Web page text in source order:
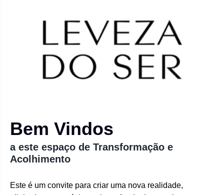
Bem Vindos
a este espaço de Transformação e
Acolhimento
Este é um convite para criar uma nova realidade,